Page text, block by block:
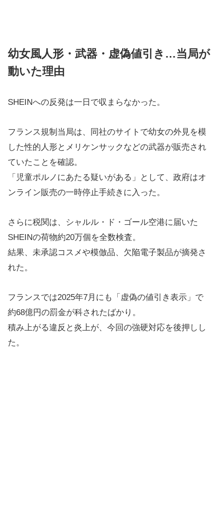
幼女風人形・武器・虚偽値引き…当局が
動いた理由
SHEINへの反発は一日で収まらなかった。
フランス規制当局は、同社のサイトで幼女の外見を模
した性的人形とメリケンサックなどの武器が販売され
ていたことを確認。
「児童ポルノにあたる疑いがある」として、政府はオ
ンライン販売の一時停止手続きに入った。
さらに税関は、シャルル・ド・ゴール空港に届いた
SHEINの荷物約20万個を全数検査。
結果、未承認コスメや模倣品、欠陥電子製品が摘発さ
れた。
フランスでは2025年7月にも「虚偽の値引き表示」で
約68億円の罰金が科されたばかり。
積み上がる違反と炎上が、今回の強硬対応を後押しし
た。